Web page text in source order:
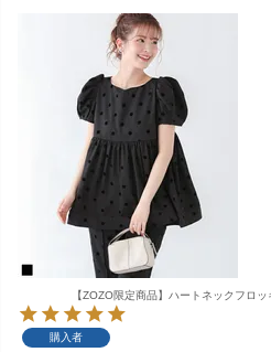
【ZOZO限定商品】ハートネックフロ
購入者